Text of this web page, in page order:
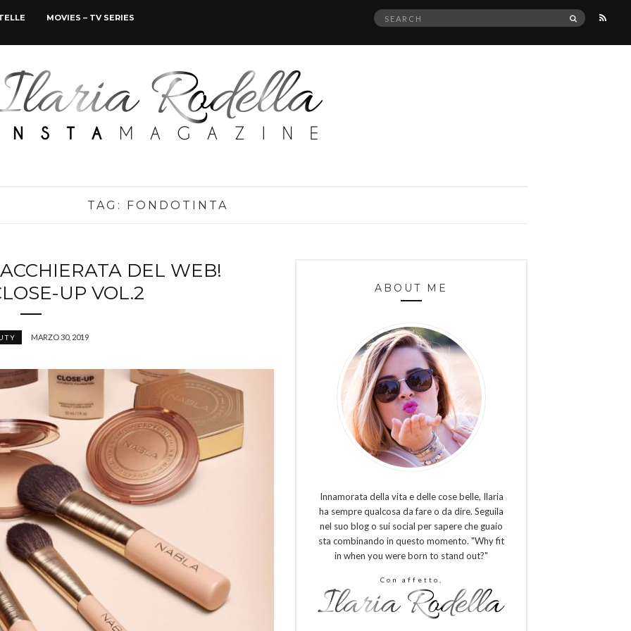
MOVIES – TV SERIES
Search
SEARCH
TAG: FONDOTINTA
DEL WEB!
UP VOL.2
MARZO 30, 2019
ABOUT ME
Innamorata della vita e delle cose belle, Ilaria
ha sempre qualcosa da fare o da dire. Seguila
nel suo blog o sui social per sapere che guaio
sta combinando in questo momento. "Why fit
in when you were born to stand out?"
Con affetto,